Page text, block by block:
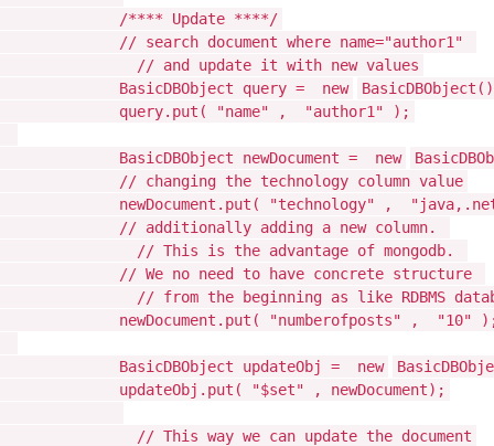
/**** Update ****/
// search document where name="author1"
// and update it with new values
BasicDBObject query =
new
query.put(
"name" , "author1" );
BasicDBObject newDocument = new
// changing the technology column value
newDocument.put(
"technology" ,
// additionally adding a new column.
// This is the advantage of mongodb.
// We no need to have concrete structure
// from the beginning as like RDBMS
newDocument.put(
"numberofposts" , "10"
BasicDBObject updateObj = new
updateObj.put(
"$set" , newDocument);
// This way we can update the document